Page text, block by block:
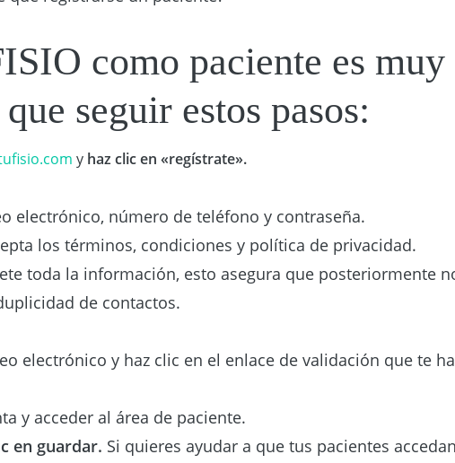
como paciente es
seguir estos pasos:
y haz clic en «regístrate».
electrónico, número de teléfono y contraseña.
los términos, condiciones y política de privacidad.
toda la información, esto asegura que posteriormente
de contactos.
electrónico y haz clic en el enlace de validación que te ha
y acceder al área de paciente.
en guardar. Si quieres ayudar a que tus pacientes